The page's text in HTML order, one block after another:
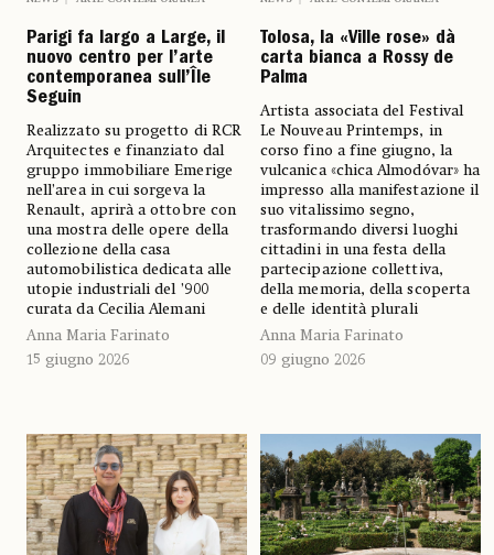
Parigi fa largo a Large, il
nuovo centro per l’arte
contemporanea sull’Île
Seguin
Realizzato su progetto di RCR
Arquitectes e finanziato dal
gruppo immobiliare Emerige
nell’area in cui sorgeva la
Renault, aprirà a ottobre con
una mostra delle opere della
collezione della casa
automobilistica dedicata alle
utopie industriali del ’900
curata da Cecilia Alemani
Anna Maria Farinato
15 giugno 2026
Tolosa, la «Ville rose» dà
carta bianca a Rossy de
Palma
Artista associata del Festival
Le Nouveau Printemps, in
corso fino a fine giugno, la
vulcanica «chica Almodóvar» ha
impresso alla manifestazione il
suo vitalissimo segno,
trasformando diversi luoghi
cittadini in una festa della
partecipazione collettiva,
della memoria, della scoperta
e delle identità plurali
Anna Maria Farinato
09 giugno 2026